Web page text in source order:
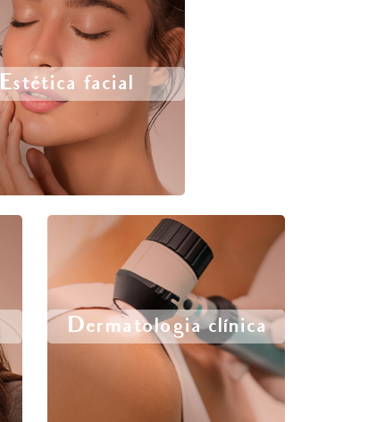
Estética facial
Dermatologia clínica